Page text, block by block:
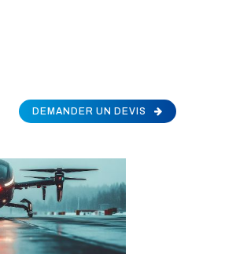
DEMANDER UN DEVIS